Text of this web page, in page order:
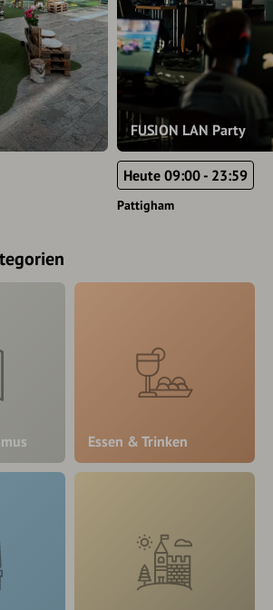
FUSION LAN Party
Heute 09:00 - 23:59
Pattigham
Essen & Trinken